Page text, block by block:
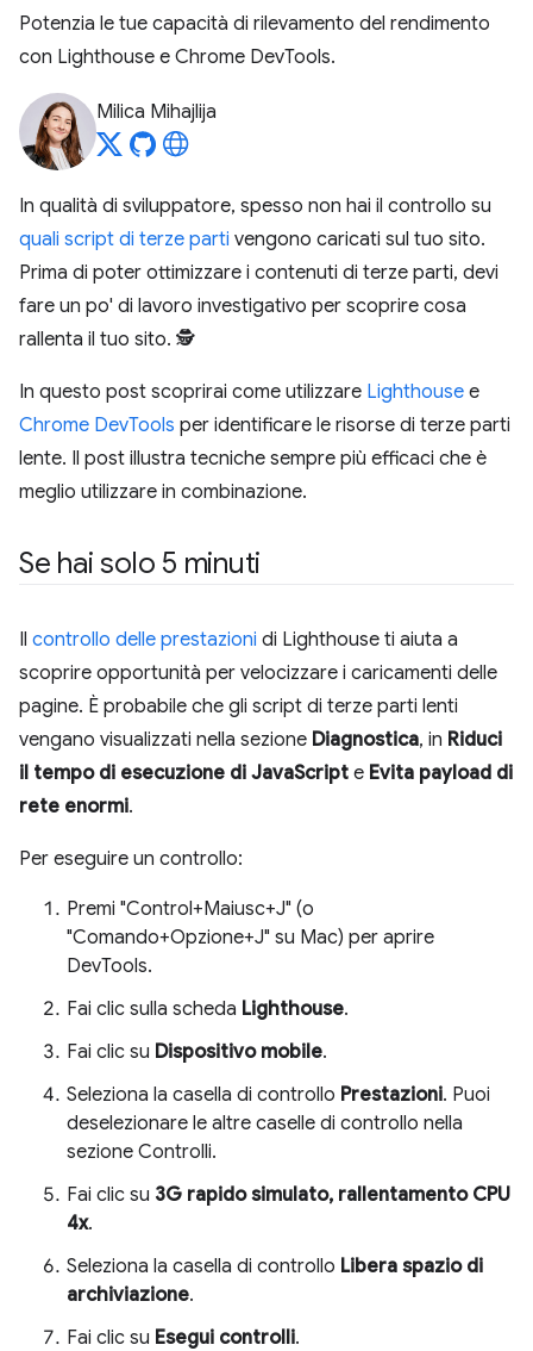
Potenzia le tue capacità di rilevamento del rendimento
con Lighthouse e Chrome DevTools.
Milica Mihajlija
In qualità di sviluppatore, spesso non hai il controllo su
quali script di terze parti vengono caricati sul tuo sito.
Prima di poter ottimizzare i contenuti di terze parti, devi
fare un po' di lavoro investigativo per scoprire cosa
rallenta il tuo sito. 🕵️
In questo post scoprirai come utilizzare Lighthouse e
Chrome DevTools per identificare le risorse di terze parti
lente. Il post illustra tecniche sempre più efficaci che è
meglio utilizzare in combinazione.
Se hai solo 5 minuti
Il controllo delle prestazioni di Lighthouse ti aiuta a
scoprire opportunità per velocizzare i caricamenti delle
pagine. È probabile che gli script di terze parti lenti
vengano visualizzati nella sezione Diagnostica, in Riduci
il tempo di esecuzione di JavaScript e Evita payload di
rete enormi.
Per eseguire un controllo:
Premi "Control+Maiusc+J" (o
"Comando+Opzione+J" su Mac) per aprire
DevTools.
Fai clic sulla scheda Lighthouse.
Fai clic su Dispositivo mobile.
Seleziona la casella di controllo Prestazioni. Puoi
deselezionare le altre caselle di controllo nella
sezione Controlli.
Fai clic su 3G rapido simulato, rallentamento CPU
4x.
Seleziona la casella di controllo Libera spazio di
archiviazione.
Fai clic su Esegui controlli.